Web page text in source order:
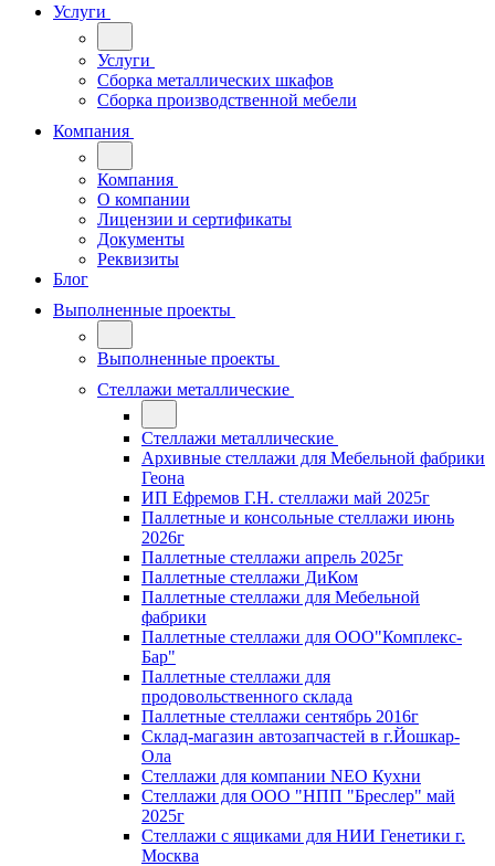
Услуги
Услуги
Сборка металлических шкафов
Сборка производственной мебели
Компания
Компания
О компании
Лицензии и сертификаты
Документы
Реквизиты
Блог
Выполненные проекты
Выполненные проекты
Стеллажи металлические
Стеллажи металлические
Архивные стеллажи для Мебельной фабрики
Геона
ИП Ефремов Г.Н. стеллажи май 2025г
Паллетные и консольные стеллажи июнь
2026г
Паллетные стеллажи апрель 2025г
Паллетные стеллажи ДиКом
Паллетные стеллажи для Мебельной
фабрики
Паллетные стеллажи для ООО"Комплекс-
Бар"
Паллетные стеллажи для
продовольственного склада
Паллетные стеллажи сентябрь 2016г
Склад-магазин автозапчастей в г.Йошкар-
Ола
Стеллажи для компании NEO Кухни
Стеллажи для ООО "НПП "Бреслер" май
2025г
Стеллажи с ящиками для НИИ Генетики г.
Москва